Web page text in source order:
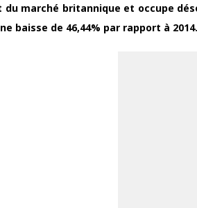
marché britannique et occupe
baisse de 46,44% par rapport à 2014.